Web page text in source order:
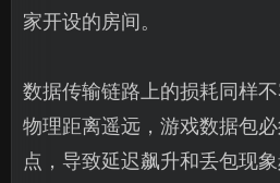
家开设的房间。
数据传输链路上的损耗同样
物理距离遥远，游戏数据包
点，导致延迟飙升和丢包现